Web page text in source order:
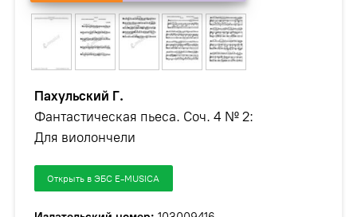
Пахульский Г.
Фантастическая пьеса. Соч. 4 № 2:
Для виолончели
Открыть в ЭБС E-MUSICA